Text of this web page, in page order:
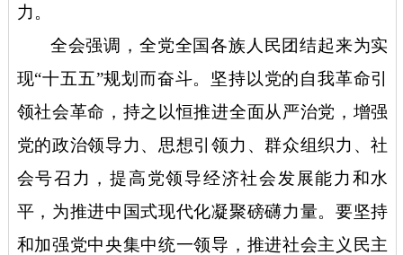
力。
全会强调，全党全国各族人民团结起来为实
现“十五五”规划而奋斗。坚持以党的自我革命引
领社会革命，持之以恒推进全面从严治党，增强
党的政治领导力、思想引领力、群众组织力、社
会号召力，提高党领导经济社会发展能力和水
平，为推进中国式现代化凝聚磅礴力量。要坚持
和加强党中央集中统一领导，推进社会主义民主